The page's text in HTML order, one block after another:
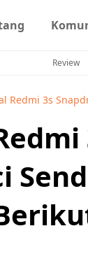
Review
Redmi 3s